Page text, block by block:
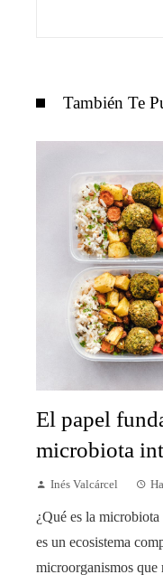
También Te
El papel
microbiota
Inés Valcárcel
¿Qué es la
es un ecosistema
microorganismos que